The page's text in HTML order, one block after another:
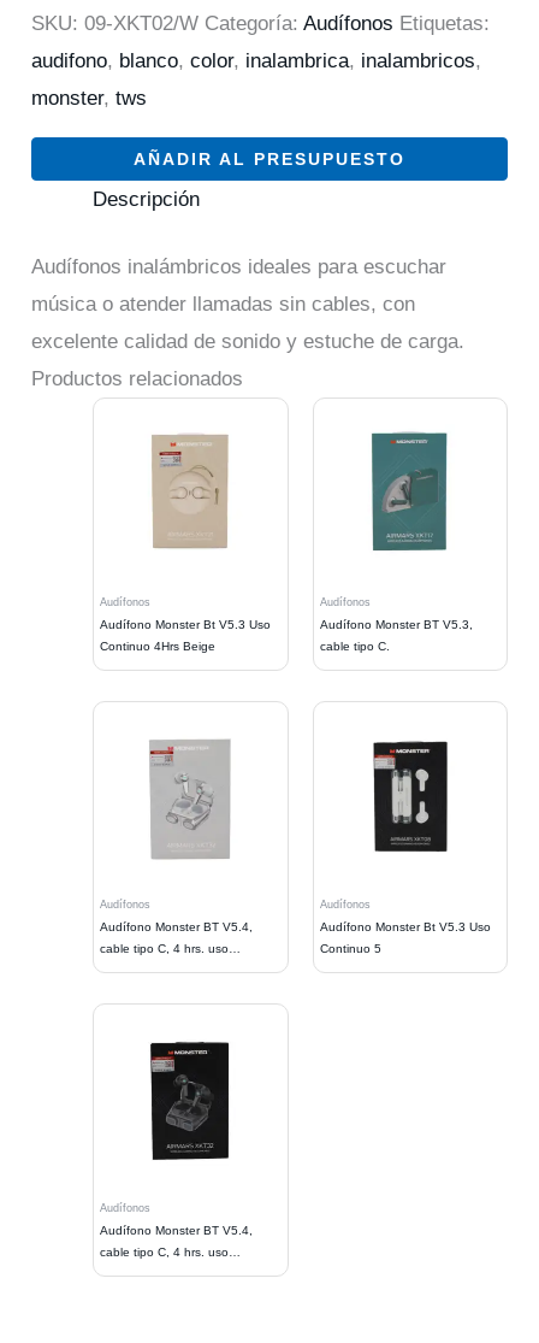
SKU:09-XKT02/W Categoría:Audífonos Etiquetas:
audifono, blanco,color, inalambrica, inalambricos,
monster,tws
AÑADIR AL PRESUPUESTO
Descripción
Audífonos inalámbricos ideales para escuchar
música o atender llamadas sin cables, con
excelente calidad de sonido y estuche de carga.
Productos relacionados
Audífonos
Audífono Monster Bt V5.3 Uso
Continuo 4Hrs Beige
Audífonos
Audífono Monster BT V5.3,
cable tipo C.
Audífonos
Audífono Monster BT V5.4,
cable tipo C, 4 hrs. uso
continuo.
Audífonos
Audífono Monster Bt V5.3 Uso
Continuo 5
Audífonos
Audífono Monster BT V5.4,
cable tipo C, 4 hrs. uso
continuo,